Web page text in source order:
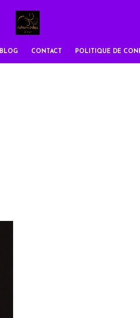
BLOG CONTACT POLITIQUE DE